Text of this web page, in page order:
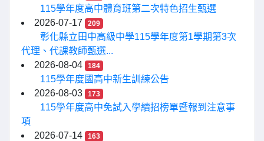
115學年度高中體育班第二次特色招生甄選
2026-07-17
209
彰化縣立田中高級中學115學年度第1學期第3次
代理、代課教師甄選...
2026-08-04
184
115學年度國高中新生訓練公告
2026-08-03
173
115學年度高中免試入學續招榜單暨報到注意事
項
2026-07-14
163